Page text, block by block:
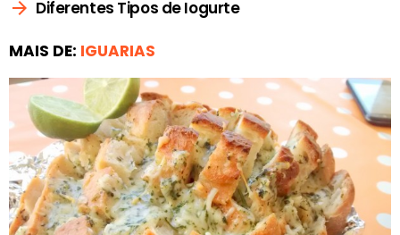
Diferentes Tipos de Iogurte
MAIS DE: IGUARIAS